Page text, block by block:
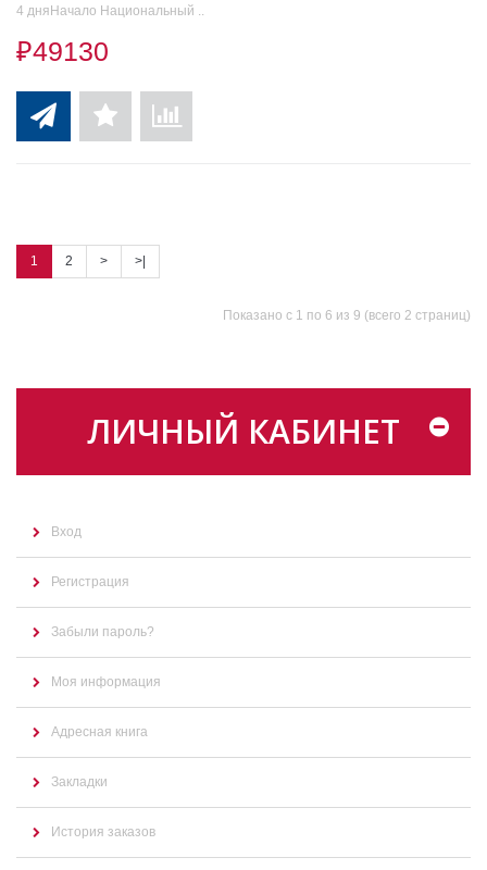
4 дняНачало Национальный ..
₽49130
1 2 > >|
Показано с 1 по 6 из 9 (всего 2 страниц)
ЛИЧНЫЙ КАБИНЕТ
Вход
Регистрация
Забыли пароль?
Моя информация
Адресная книга
Закладки
История заказов